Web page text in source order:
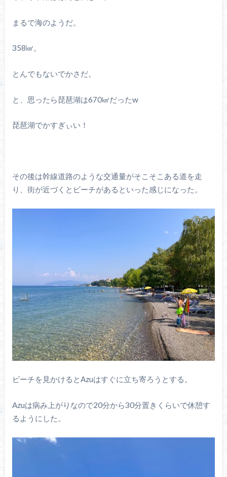
まるで海のようだ。
358㎢。
とんでもないでかさだ。
と、思ったら琵琶湖は670㎢だったw
琵琶湖でかすぎぃい！
その後は幹線道路のような交通量がそこそこある道を走
り、街が近づくとビーチがあるといった感じになった。
ビーチを見かけるとAzuはすぐに立ち寄ろうとする。
Azuは病み上がりなので20分から30分置きくらいで休憩す
るようにした。